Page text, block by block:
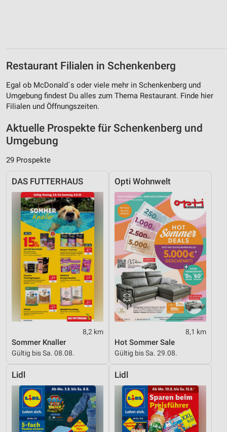
Restaurant Filialen in Schenkenberg
Egal ob McDonald´s oder viele mehr in Schenkenberg und
Umgebung findest Du alles zum Thema Restaurant. Finde hier
Filialen und Öffnungszeiten.
Aktuelle Prospekte für Schenkenberg und
Umgebung
29 Prospekte
DAS FUTTERHAUS
8,2 km
Sommer Knaller
Gültig bis Sa. 08.08.
Opti Wohnwelt
8,1 km
Hot Sommer Sale
Gültig bis Sa. 29.08.
Lidl Lidl